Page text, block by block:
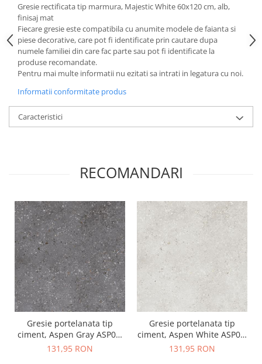
Gresie rectificata tip marmura, Majestic White 60x120 cm, alb,
finisaj mat
Fiecare gresie este compatibila cu anumite modele de faianta si
piese decorative, care pot fi identificate prin cautare dupa
numele familiei din care fac parte sau pot fi identificate la
produse recomandate.
Pentru mai multe informatii nu ezitati sa intrati in legatura cu noi.
Informatii conformitate produs
Caracteristici
RECOMANDARI
Gresie portelanata tip
ciment, Aspen Gray ASP03,
60x60 cm, gri, finisaj mat
131,95 RON
Gresie portelanata tip
ciment, Aspen White ASP01,
60x60 cm, alb, finisaj mat
131,95 RON